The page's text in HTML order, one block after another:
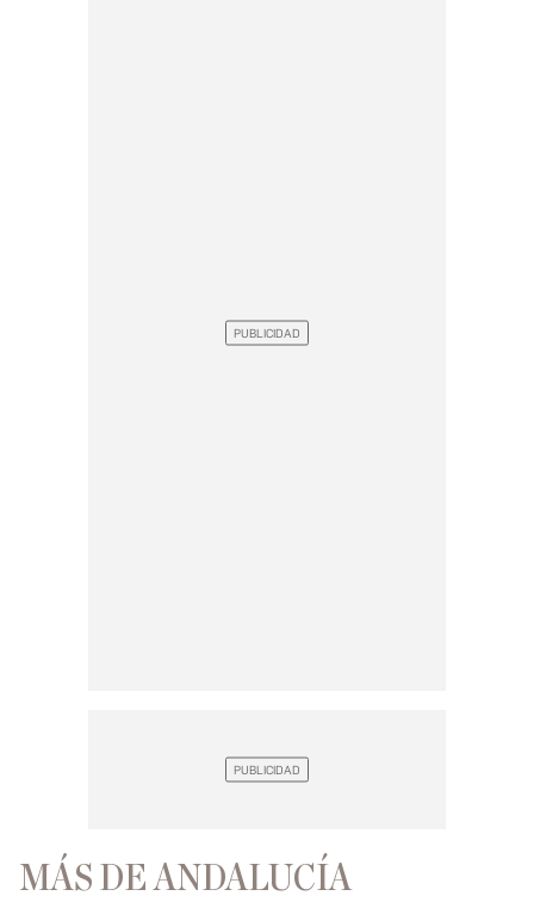
MÁS DE ANDALUCÍA